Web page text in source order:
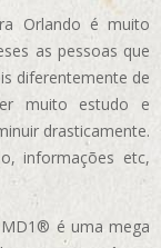
Orlando é muito
as pessoas que
diferentemente de
muito estudo e
drasticamente.
informações etc,
MD1® é uma mega